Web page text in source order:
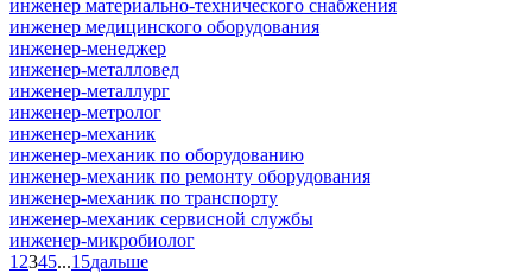
инженер материально-технического снабжения
инженер медицинского оборудования
инженер-менеджер
инженер-металловед
инженер-металлург
инженер-метролог
инженер-механик
инженер-механик по оборудованию
инженер-механик по ремонту оборудования
инженер-механик по транспорту
инженер-механик сервисной службы
инженер-микробиолог
1 2345...15дальше